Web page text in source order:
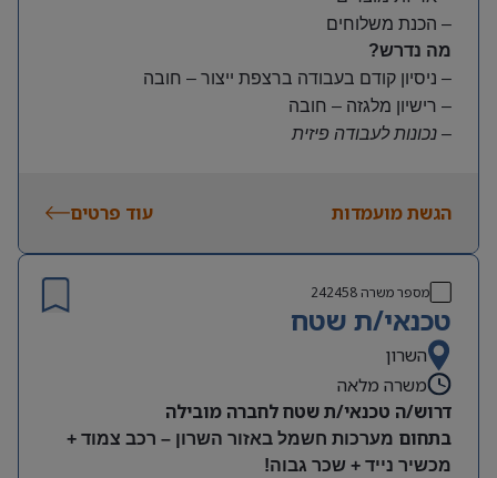
– הכנת משלוחים
מה נדרש?
– ניסיון קודם בעבודה ברצפת ייצור – חובה
– רישיון מלגזה – חובה
– נכונות לעבודה פיזית
משרה מלאה | ימים א-ה | 6:30-15:30
קרן השתלמות ובונוסים
עובד חברה מהיום הראשון
מיקום: חדרה
הגשת מועמדות עוד פרטים
מספר משרה242458
טכנאי/ת שטח
השרון
משרה מלאה
דרוש/ה טכנאי/ת שטח לחברה מובילה
בתחום מערכות חשמל באזור השרון – רכב צמוד +
מכשיר נייד + שכר גבוה!